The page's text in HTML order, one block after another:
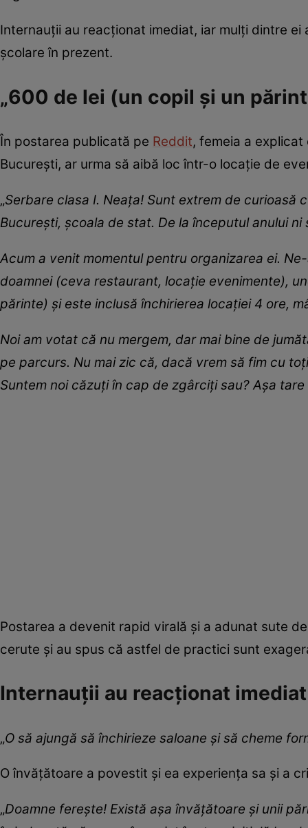
Internauții au reacționat imediat, iar mulți dintre
școlare în prezent.
„600 de lei (un copil și un
În postarea publicată pe Reddit, femeia a
București, ar urma să aibă loc într-o locație de
„Serbare clasa I. Neața! Sunt extrem de curioasă
București, școala de stat. De la începutul anului
Acum a venit momentul pentru organizarea ei.
doamnei (ceva restaurant, locație evenimente),
părinte) și este inclusă închirierea locației 4 ore,
Noi am votat că nu mergem, dar mai bine de
pe parcurs. Nu mai zic că, dacă vrem să fim cu
Suntem noi căzuți în cap de zgârciți sau? Așa
Postarea a devenit rapid virală și a adunat sute
cerute și au spus că astfel de practici sunt
Internauții au reacționat imediat
„O să ajungă să închirieze saloane și să cheme
O învățătoare a povestit și ea experiența sa și a
„Doamne ferește! Există așa învățătoare și unii